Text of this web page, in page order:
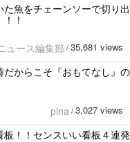
た魚をチェーンソーで切り出
！
ュース編集部 / 35,681 views
からこそ『おもてなし』の
pina / 3,027 views
！！センスいい看板４連発